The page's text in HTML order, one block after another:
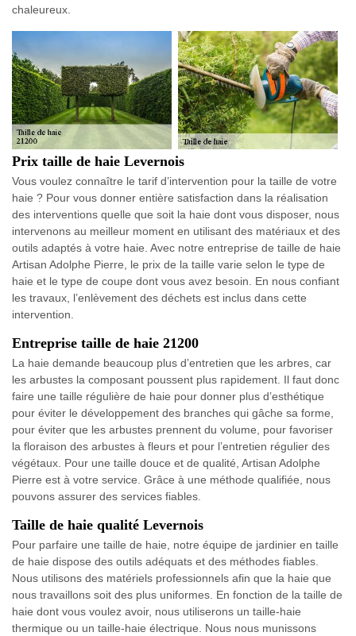
chaleureux.
Prix taille de haie Levernois
Vous voulez connaître le tarif d’intervention pour la taille de votre
haie ? Pour vous donner entière satisfaction dans la réalisation
des interventions quelle que soit la haie dont vous disposer, nous
intervenons au meilleur moment en utilisant des matériaux et des
outils adaptés à votre haie. Avec notre entreprise de taille de haie
Artisan Adolphe Pierre, le prix de la taille varie selon le type de
haie et le type de coupe dont vous avez besoin. En nous confiant
les travaux, l’enlèvement des déchets est inclus dans cette
intervention.
Entreprise taille de haie 21200
La haie demande beaucoup plus d’entretien que les arbres, car
les arbustes la composant poussent plus rapidement. Il faut donc
faire une taille régulière de haie pour donner plus d’esthétique
pour éviter le développement des branches qui gâche sa forme,
pour éviter que les arbustes prennent du volume, pour favoriser
la floraison des arbustes à fleurs et pour l’entretien régulier des
végétaux. Pour une taille douce et de qualité, Artisan Adolphe
Pierre est à votre service. Grâce à une méthode qualifiée, nous
pouvons assurer des services fiables.
Taille de haie qualité Levernois
Pour parfaire une taille de haie, notre équipe de jardinier en taille
de haie dispose des outils adéquats et des méthodes fiables.
Nous utilisons des matériels professionnels afin que la haie que
nous travaillons soit des plus uniformes. En fonction de la taille de
haie dont vous voulez avoir, nous utiliserons un taille-haie
thermique ou un taille-haie électrique. Nous nous munissons